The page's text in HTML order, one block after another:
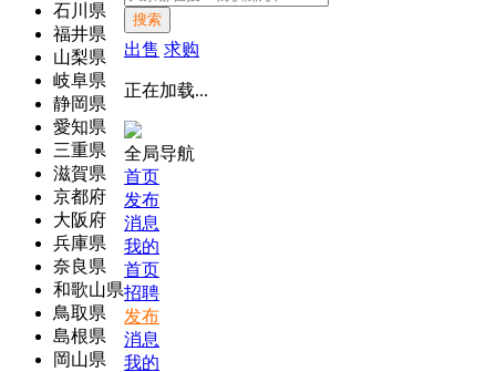
石川県
福井県
山梨県
岐阜県
静岡県
愛知県
三重県
滋賀県
京都府
大阪府
兵庫県
奈良県
和歌山県
鳥取県
島根県
岡山県
搜索
出售 求购
正在加载...
全局导航
首页
发布
消息
我的
首页
招聘
发布
消息
我的